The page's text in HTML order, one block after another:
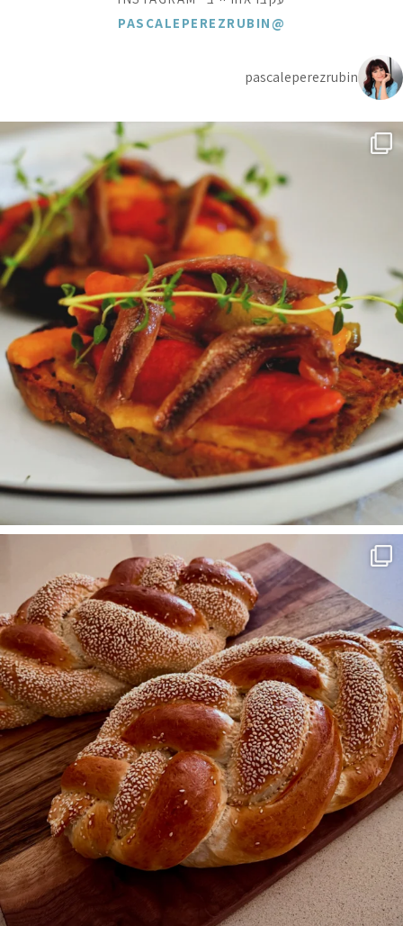
@PASCALEPEREZRUBIN
pascaleperezrubin